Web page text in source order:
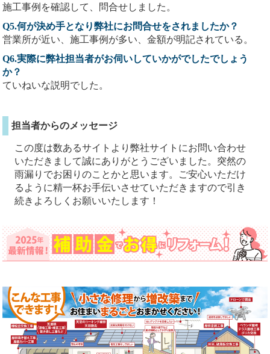
施工事例を確認して、問合せしました。
Q5.何が決め手となり弊社にお問合せをされましたか？
営業所が近い、施工事例が多い、金額が明記されている。
Q6.実際に弊社担当者がお伺いしていかがでしたでしょう
か？
ていねいな説明でした。
担当者からのメッセージ
この度は数あるサイトより弊社サイトにお問い合わせ
いただきまして誠にありがとうございました。突然の
雨漏りでお困りのことかと思います。ご安心いただけ
るように精一杯お手伝いさせていただきますので引き
続きよろしくお願いいたします！